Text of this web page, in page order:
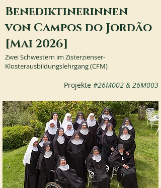
Benediktinerinnen
von Campos do Jordão
[Mai 2026]
Zwei Schwestern im Zisterzienser-
Klosterausbildungslehrgang (CFM)
Projekte #26M002 & 26M003